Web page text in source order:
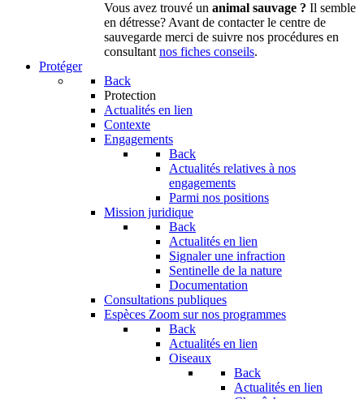
Vous avez trouvé un animal sauvage ? Il semble
en détresse? Avant de contacter le centre de
sauvegarde merci de suivre nos procédures en
consultantnos fiches conseils.
Protéger
Back
Protection
Actualités en lien
Contexte
Engagements
Back
Actualités relatives à nos
engagements
Parmi nos positions
Mission juridique
Back
Actualités en lien
Signaler une infraction
Sentinelle de la nature
Documentation
Consultations publiques
Espèces Zoom sur nos programmes
Back
Actualités en lien
Oiseaux
Back
Actualités en lien